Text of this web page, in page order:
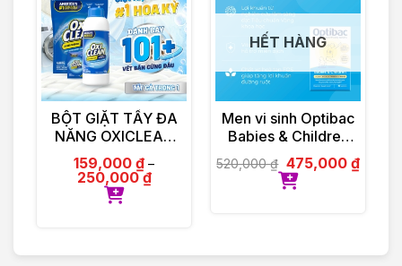
BỘT GIẶT TẨY ĐA
NĂNG OXICLEAN
MULTI – PURPOSE
STAIN REMOVER
159,000 ₫ –
250,000₫
HẾT HÀNG
Men vi sinh Optibac
Babies & Children
hộp 30 gói
520,000₫ 475,000 ₫